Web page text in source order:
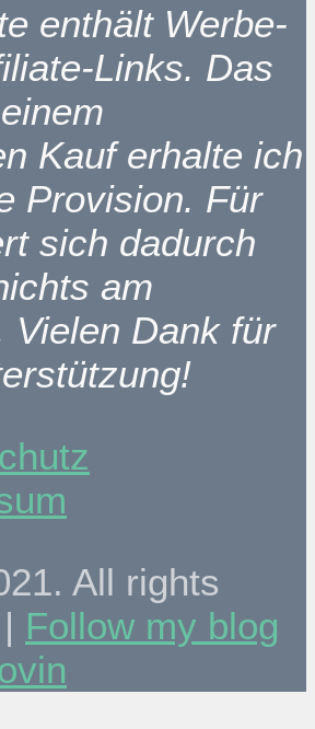
enthält Werbe-
Links. Das
Kauf erhalte ich
Provision. Für
sich dadurch
am
Vielen Dank für
All rights
Follow my blog